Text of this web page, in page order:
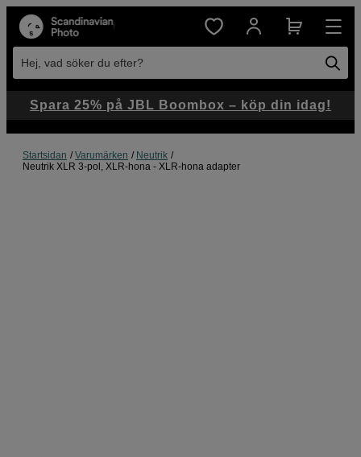
Hej, vad söker du efter?
Startsidan Varumärken
Neutrik
Neutrik XLR 3-pol, XLR-hona - XLR-hona adapter
Spara 25% på JBL Boombox – köp din idag!